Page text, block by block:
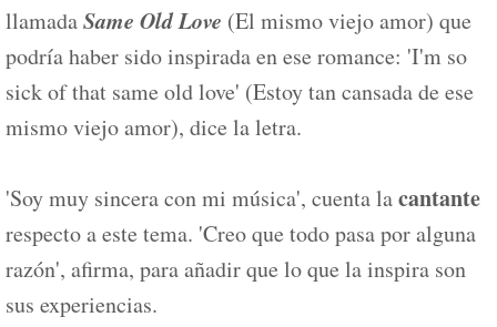
llamadaSame Old Love (El mismo viejo amor) que
podría haber sido inspirada en ese romance: 'I'm so
sick of that same old love' (Estoy tan cansada de ese
mismo viejo amor), dice la letra.
'Soy muy sincera con mi música', cuenta lacantante
respecto a este tema. 'Creo que todo pasa por alguna
razón', afirma, para añadir que lo que la inspira son
sus experiencias.